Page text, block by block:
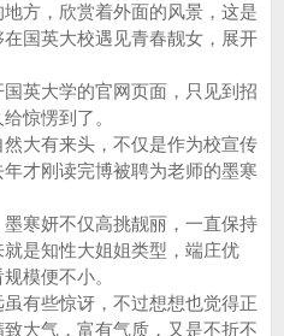
方，欣赏着外面的风景，这是
国英大校遇见青春靓女，展开
英大学的官网页面，只见到招
惊愣到了。
大有来头，不仅是作为校宣传
才刚读完博被聘为老师的墨寒
寒妍不仅高挑靓丽，一直保持
是知性大姐姐类型，端庄优
模便不小。
有些惊讶，不过想想也觉得正
大气，富有气质，又是不折不